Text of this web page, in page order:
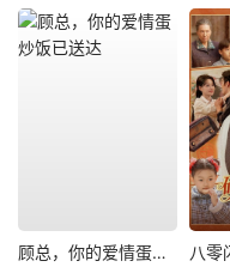
顾总，你的爱情蛋炒饭已送达